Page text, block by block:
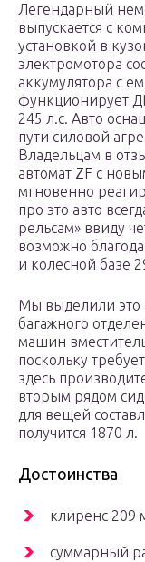
Легендарный
выпускается с
установкой в
электромотора
аккумулятора с
функционирует
245 л.с. Авто
пути силовой
Владельцам в
автомат ZF с
мгновенно
про это авто
рельсам» ввиду
возможно
и колесной базе
Мы выделили это
багажного
машин
поскольку
здесь
вторым рядом
для вещей
получится 1870 л.
Достоинства
клиренс 209
суммарный